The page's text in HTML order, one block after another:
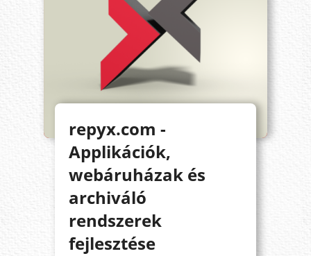
repyx.com -
Applikációk,
webáruházak és
archiváló
rendszerek
fejlesztése